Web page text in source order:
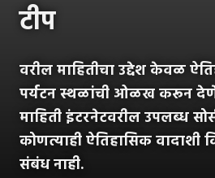
टीप
वरील माहितीचा उद्देश केवळ
पर्यटन स्थळांची ओळख करून
माहिती इंटरनेटवरील उपलब्ध
कोणत्याही ऐतिहासिक वादाशी
संबंध नाही.